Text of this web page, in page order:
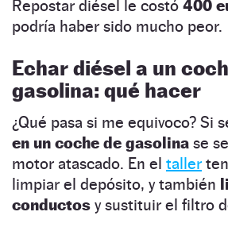
Repostar diésel le costó 400
podría haber sido mucho peor.
Echar diésel a un
gasolina: qué hacer
¿Qué pasa si me equivoco? Si
en un coche de gasolina se
motor atascado. En el taller
limpiar el depósito, y también
conductos y sustituir el filtro